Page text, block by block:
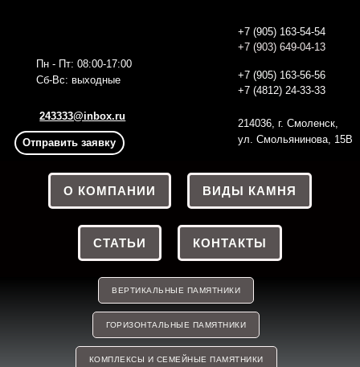
214036, г. Смоленск,
ул. Смольянинова, 15В
Пн - Пт: 08:00-17:00
Сб-Вс: выходные
+7 (905) 163-54-54
+7 (903) 649-04-13
243333@inbox.ru
Отправить заявку
+7 (905) 163-56-56
+7 (4812) 24-33-33
О КОМПАНИИ ВИДЫ КАМНЯ
СТАТЬИ КОНТАКТЫ
ВЕРТИКАЛЬНЫЕ ПАМЯТНИКИ
ГОРИЗОНТАЛЬНЫЕ ПАМЯТНИКИ
КОМПЛЕКСЫ И СЕМЕЙНЫЕ ПАМЯТНИКИ